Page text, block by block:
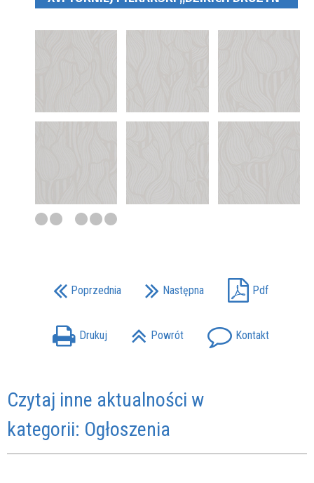
Poprzednia Następna Pdf
Drukuj Powrót Kontakt
Czytaj inne aktualności w
kategorii: Ogłoszenia